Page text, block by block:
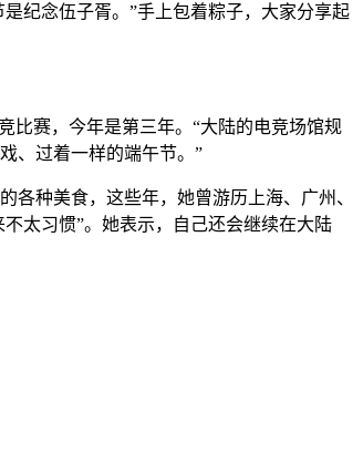
纪念伍子胥。”手上包着粽子，大家分享起
赛，今年是第三年。“大陆的电竞场馆规
、过着一样的端午节。”
种美食，这些年，她曾游历上海、广州、
太习惯”。她表示，自己还会继续在大陆